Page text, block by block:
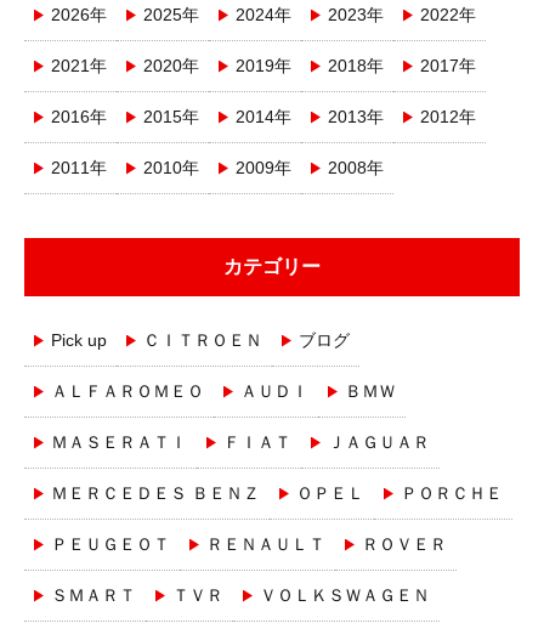
2026年 2025年 2024年 2023年 2022年
2021年 2020年 2019年 2018年 2017年
2016年 2015年 2014年 2013年 2012年
2011年 2010年 2009年 2008年
カテゴリー
Pick up ＣＩＴＲＯＥＮ ブログ
ＡＬＦＡＲＯＭＥＯ ＡＵＤＩ ＢＭＷ
ＭＡＳＥＲＡＴＩ ＦＩＡＴ ＪＡＧＵＡＲ
ＭＥＲＣＥＤＥＳ ＢＥＮＺ ＯＰＥＬ ＰＯＲＣＨＥ
ＰＥＵＧＥＯＴ ＲＥＮＡＵＬＴ ＲＯＶＥＲ
ＳＭＡＲＴ ＴＶＲ ＶＯＬＫＳＷＡＧＥＮ